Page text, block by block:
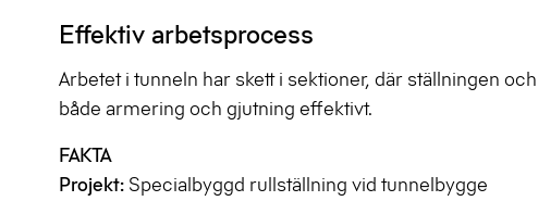
Effektiv arbetsprocess
Arbetet i tunneln har skett i sektioner, där ställningen
både armering och gjutning effektivt.
FAKTA
Projekt: Specialbyggd rullställning vid tunnelbygge